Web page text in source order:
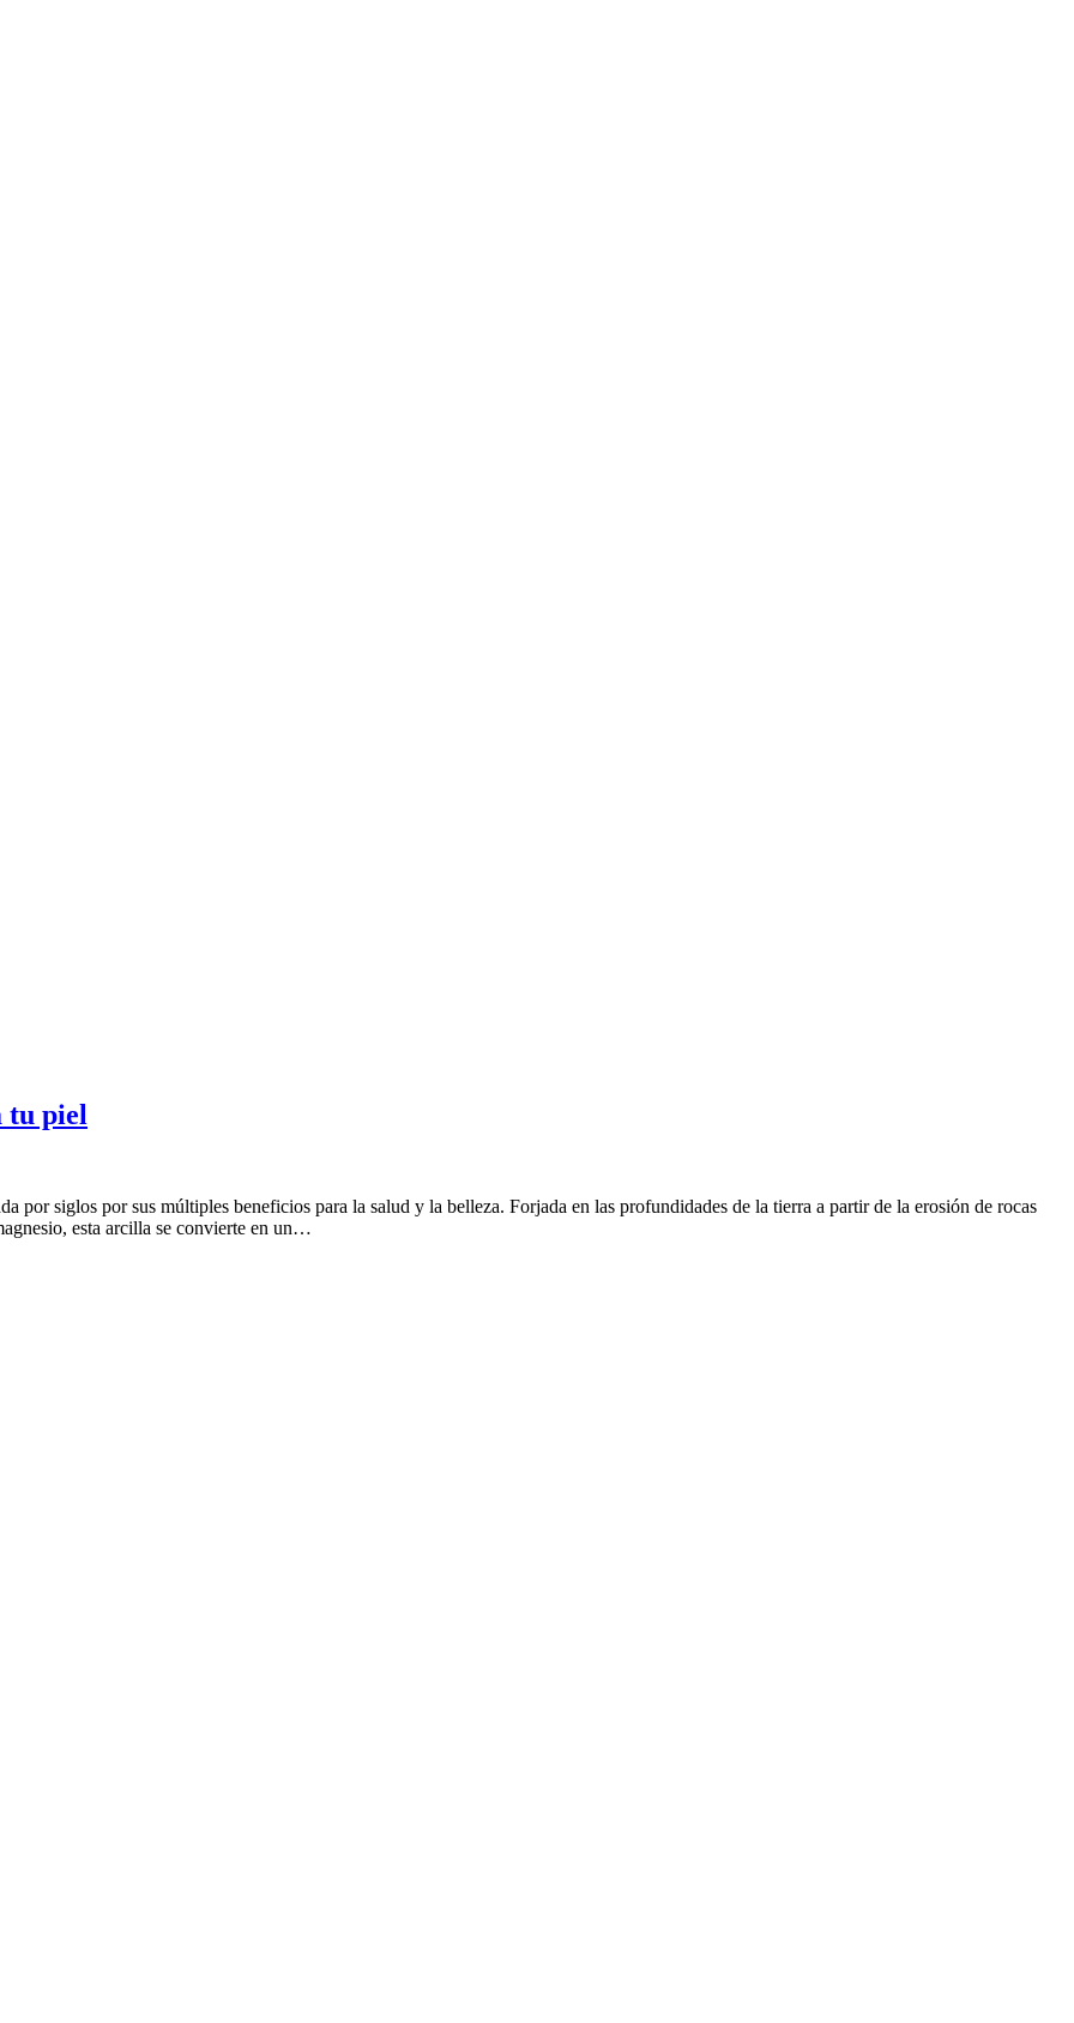
tu piel
siglos por sus múltiples beneficios para la salud y la belleza. Forjada en las profundidades de la tierra a partir de la erosión de rocas
esta arcilla se convierte en un…